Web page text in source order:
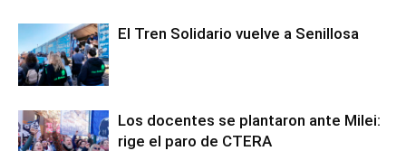
El Tren Solidario vuelve a Senillosa
Los docentes se plantaron ante Milei:
rige el paro de CTERA